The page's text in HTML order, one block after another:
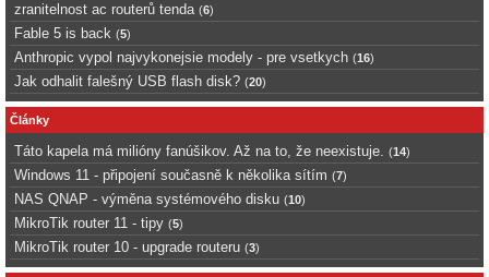
zranitelnost ac routerů tenda (6)
Fable 5 is back (5)
Anthropic vypol najvykonejsie modely - pre vsetkych (16)
Jak odhalit falešný USB flash disk? (20)
Články
Táto kapela má milióny fanúšikov. Až na to, že neexistuje. (14)
Windows 11 - připojení současně k několika sítím (7)
NAS QNAP - výměna systémového disku (10)
MikroTik router 11 - tipy (5)
MikroTik router 10 - upgrade routeru (3)